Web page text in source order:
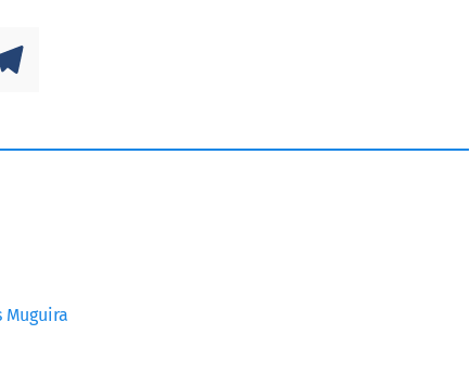
Muguira